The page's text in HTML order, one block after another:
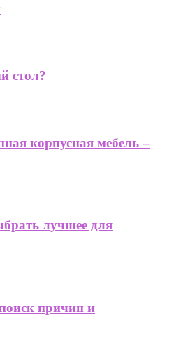
стол?
корпусная мебель –
лучшее для
причин и